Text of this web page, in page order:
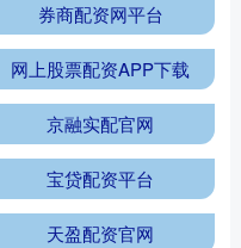
券商配资网平台
网上股票配资APP下载
京融实配官网
宝贷配资平台
天盈配资官网